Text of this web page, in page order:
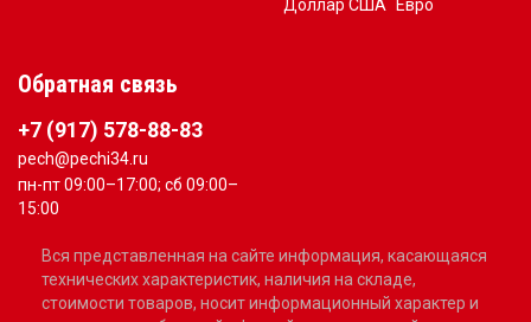
Доллар США
Евро
Обратная связь
+7 (917) 578-88-83
pech@pechi34.ru
пн-пт 09:00–17:00; сб 09:00–
15:00
Вся представленная на сайте информация, касающаяся
технических характеристик, наличия на складе,
стоимости товаров, носит информационный характер и